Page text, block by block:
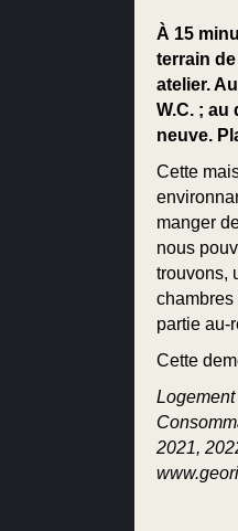
À 15
terrain
atelier.
W.C. ; au
neuve.
Cette
manger
nous
trouvons,
chambres
partie au-
Cette
2021,